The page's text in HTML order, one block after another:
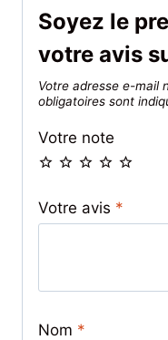
Soyez le
votre avis
Votre adresse e-mail
obligatoires sont
Votre note
Votre avis *
Nom *